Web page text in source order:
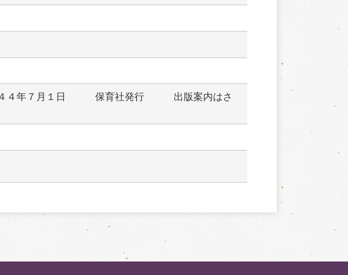
年７月１日　　　保育社発行　　　出版案内はさ